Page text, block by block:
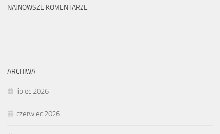
NAJNOWSZE KOMENTARZE
ARCHIWA
lipiec 2026
czerwiec 2026